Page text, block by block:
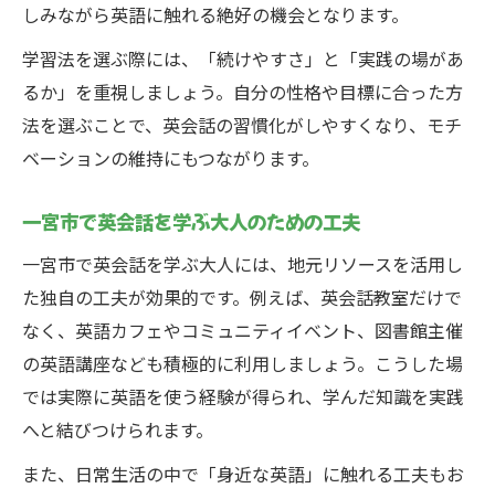
しみながら英語に触れる絶好の機会となります。
学習法を選ぶ際には、「続けやすさ」と「実践の場があ
るか」を重視しましょう。自分の性格や目標に合った方
法を選ぶことで、英会話の習慣化がしやすくなり、モチ
ベーションの維持にもつながります。
一宮市で英会話を学ぶ大人のための工夫
一宮市で英会話を学ぶ大人には、地元リソースを活用し
た独自の工夫が効果的です。例えば、英会話教室だけで
なく、英語カフェやコミュニティイベント、図書館主催
の英語講座なども積極的に利用しましょう。こうした場
では実際に英語を使う経験が得られ、学んだ知識を実践
へと結びつけられます。
また、日常生活の中で「身近な英語」に触れる工夫もお